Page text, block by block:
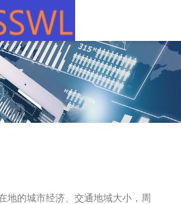
地的城市经济、交通地域大小，周